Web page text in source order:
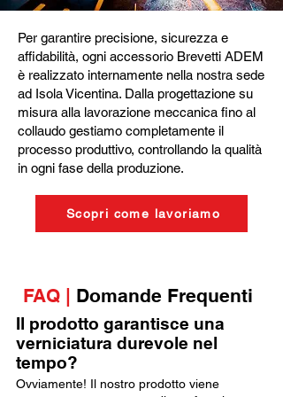
Per garantire precisione, sicurezza e
affidabilità, ogni accessorio Brevetti ADEM
è realizzato internamente nella nostra sede
ad Isola Vicentina. Dalla progettazione su
misura alla lavorazione meccanica fino al
collaudo gestiamo completamente il
processo produttivo, controllando la qualità
in ogni fase della produzione.
Scopri come lavoriamo
FAQ | Domande Frequenti
Il prodotto garantisce una
verniciatura durevole nel
tempo?
Ovviamente! Il nostro prodotto viene